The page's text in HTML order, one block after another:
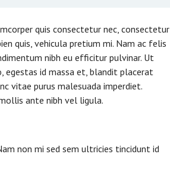
quis consectetur nec, consectetur
quis, vehicula pretium mi. Nam ac felis
nibh eu efficitur pulvinar. Ut
egestas id massa et, blandit placerat
vitae purus malesuada imperdiet.
ante nibh vel ligula.
non mi sed sem ultricies tincidunt id